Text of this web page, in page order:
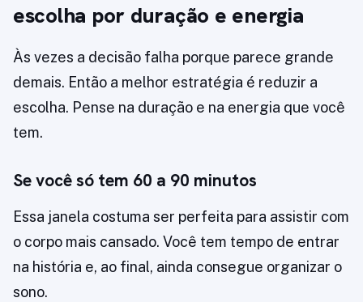
escolha por duração e energia
Às vezes a decisão falha porque parece grande
demais. Então a melhor estratégia é reduzir a
escolha. Pense na duração e na energia que você
tem.
Se você só tem 60 a 90 minutos
Essa janela costuma ser perfeita para assistir com
o corpo mais cansado. Você tem tempo de entrar
na história e, ao final, ainda consegue organizar o
sono.